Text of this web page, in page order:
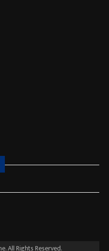
All Rights Reserved.